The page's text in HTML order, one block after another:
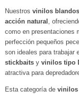
Nuestros vinilos blandos
acción natural ,
como en presentaciones
perfección pequeños
son ideales para trabajar
stickbaits y vinilos tipo
atractiva para
Esta categoría de vinilos